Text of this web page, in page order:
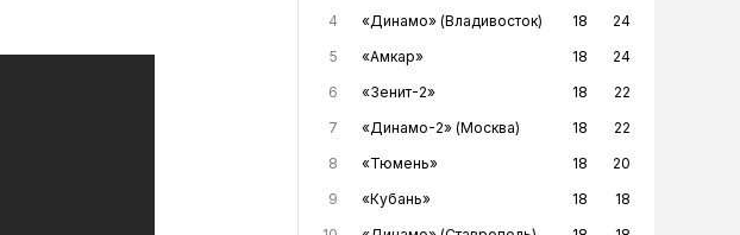
4
«Динамо» (Владивосток) 18
24
5
«Амкар» 18
24
6
«Зенит-2» 18
22
7
«Динамо-2» (Москва) 18
22
8
«Тюмень» 18
20
9
«Кубань» 18
18